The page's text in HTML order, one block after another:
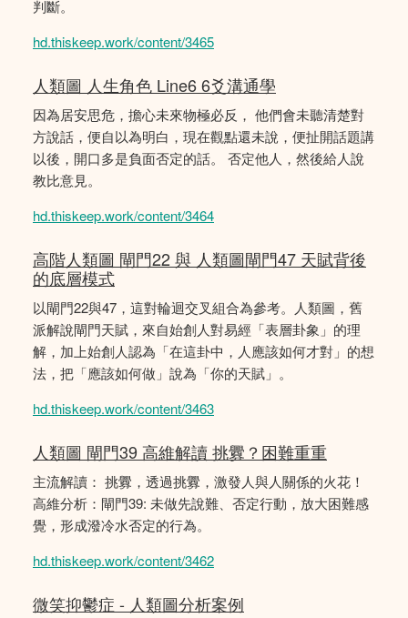
判斷。
hd.thiskeep.work/content/3465
人類圖 人生角色 Line6 6爻溝通學
因為居安思危，擔心未來物極必反， 他們會未聽清楚對
方說話，便自以為明白，現在觀點還未說，便扯開話題講
以後，開口多是負面否定的話。 否定他人，然後給人說
教比意見。
hd.thiskeep.work/content/3464
高階人類圖 閘門22 與 人類圖閘門47 天賦背後
的底層模式
以閘門22與47，這對輪迴交叉組合為參考。人類圖，舊
派解說閘門天賦，來自始創人對易經「表層卦象」的理
解，加上始創人認為「在這卦中，人應該如何才對」的想
法，把「應該如何做」說為「你的天賦」。
hd.thiskeep.work/content/3463
人類圖 閘門39 高維解讀 挑釁？困難重重
主流解讀： 挑釁，透過挑釁，激發人與人關係的火花！
高維分析：閘門39: 未做先說難、否定行動，放大困難感
覺，形成潑冷水否定的行為。
hd.thiskeep.work/content/3462
微笑抑鬱症 - 人類圖分析案例